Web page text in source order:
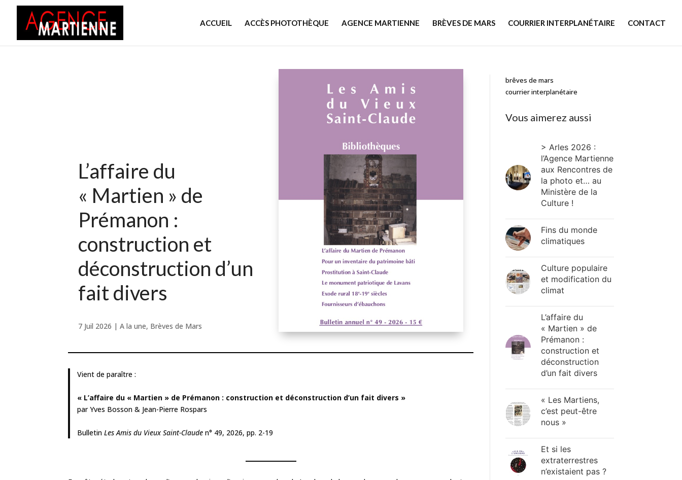
ACCUEIL ACCÈS PHOTOTHÈQUE AGENCE MARTIENNE BRÈVES DE MARS COURRIER INTERPLANÉTAIRE CONTACT
L’affaire du
« Martien » de
Prémanon :
construction et
déconstruction d’un
fait divers
7 Juil 2026 |A la une, Brèves de Mars
Vient de paraître :
« L’affaire du « Martien » de Prémanon : construction et déconstruction d’un fait divers »
par Yves Bosson & Jean-Pierre Rospars
Bulletin Les Amis du Vieux Saint-Clauden° 49, 2026, pp. 2-19
brêves de mars
courrier interplanétaire
Vous aimerez aussi
> Arles 2026 :
l’Agence Martienne
aux Rencontres de
la photo et… au
Ministère de la
Culture !
Fins du monde
climatiques
Culture populaire
et modification du
climat
L’affaire du
« Martien » de
Prémanon :
construction et
déconstruction
d’un fait divers
« Les Martiens,
c’est peut-être
nous »
Et si les
extraterrestres
n’existaient pas ?